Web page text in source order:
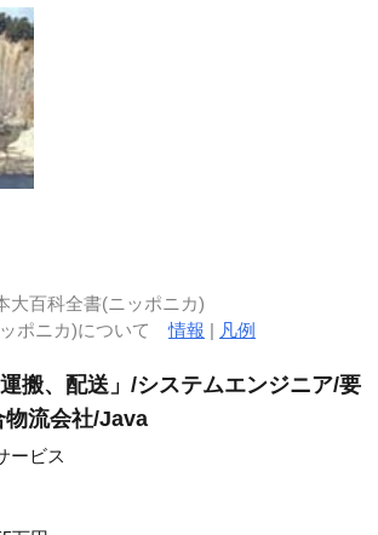
百科全書(ニッポニカ)
ッポニカ)について情報 | 凡例
搬、配送」/システムエンジニア/要
物流会社/Java
ービス